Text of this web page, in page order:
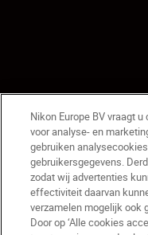
Nikon Europe BV vraagt
voor analyse- en
gebruiken
gebruikersgegevens.
zodat wij advertenties
effectiviteit daarvan
verzamelen mogelijk ook
Door op ‘Alle cookies